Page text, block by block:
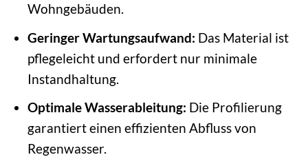
Wohngebäuden.
Geringer Wartungsaufwand: Das Material ist
pflegeleicht und erfordert nur minimale
Instandhaltung.
Optimale Wasserableitung: Die Profilierung
garantiert einen effizienten Abfluss von
Regenwasser.